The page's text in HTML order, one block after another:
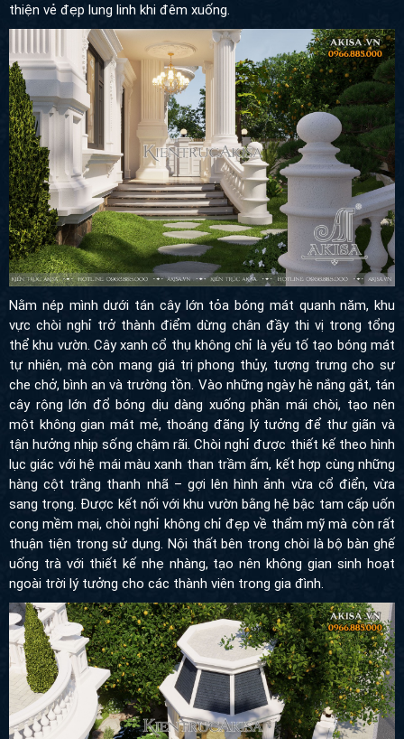
vẻ đẹp lung linh khi đêm xuống.
Nằm nép mình dưới tán cây lớn tỏa bóng mát quanh năm, khu
vực chòi nghỉ trở thành điểm dừng chân đầy thi vị trong tổng thể
khu vườn. Cây xanh cổ thụ không chỉ là yếu tố tạo bóng mát tự
nhiên, mà còn mang giá trị phong thủy, tượng trưng cho sự che
chở, bình an và trường tồn. Vào những ngày hè nắng gắt, tán cây
rộng lớn đổ bóng dịu dàng xuống phần mái chòi, tạo nên một
không gian mát mẻ, thoáng đãng lý tưởng để thư giãn và tận
hưởng nhịp sống chậm rãi. Chòi nghỉ được thiết kế theo hình lục
giác với hệ mái màu xanh than trầm ấm, kết hợp cùng những
hàng cột trắng thanh nhã – gợi lên hình ảnh vừa cổ điển, vừa
sang trọng. Được kết nối với khu vườn bằng hệ bậc tam cấp uốn
cong mềm mại, chòi nghỉ không chỉ đẹp về thẩm mỹ mà còn rất
thuận tiện trong sử dụng. Nội thất bên trong chòi là bộ bàn ghế
uống trà với thiết kế nhẹ nhàng, tạo nên không gian sinh hoạt
ngoài trời lý tưởng cho các thành viên trong gia đình.